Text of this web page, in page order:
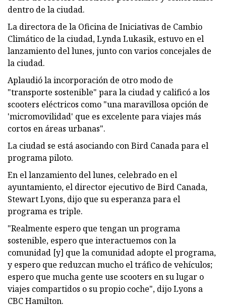
dentro de la ciudad.
La directora de la Oficina de Iniciativas de Cambio
Climático de la ciudad, Lynda Lukasik, estuvo en el
lanzamiento del lunes, junto con varios concejales de
la ciudad.
Aplaudió la incorporación de otro modo de
"transporte sostenible" para la ciudad y calificó a los
scooters eléctricos como "una maravillosa opción de
'micromovilidad' que es excelente para viajes más
cortos en áreas urbanas".
La ciudad se está asociando con Bird Canada para el
programa piloto.
En el lanzamiento del lunes, celebrado en el
ayuntamiento, el director ejecutivo de Bird Canada,
Stewart Lyons, dijo que su esperanza para el
programa es triple.
"Realmente espero que tengan un programa
sostenible, espero que interactuemos con la
comunidad [y] que la comunidad adopte el programa,
y ​​espero que reduzcan mucho el tráfico de vehículos;
espero que mucha gente use scooters en su lugar o
viajes compartidos o su propio coche", dijo Lyons a
CBC Hamilton.